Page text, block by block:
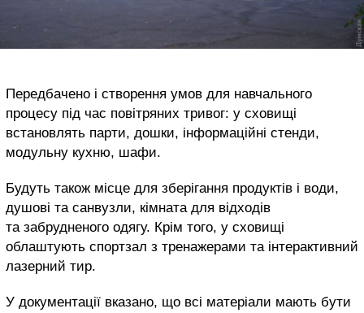
Передбачено і створення умов для навчального
процесу під час повітряних тривог: у сховищі
встановлять парти, дошки, інформаційні стенди,
модульну кухню, шафи.
Будуть також місце для зберігання продуктів і води,
душові та санвузли, кімнатадля відходів
та забрудненого одягу. Крім того, у сховищі
облаштують спортзал з тренажерами та інтерактивний
лазерний тир.
У документації вказано, що всі матеріали мають бути